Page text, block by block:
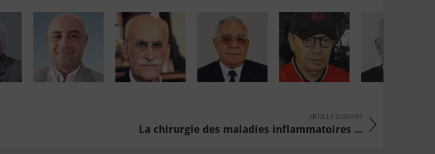
ARTICLE SUIVANT
La chirurgie des maladies inflammatoires ...